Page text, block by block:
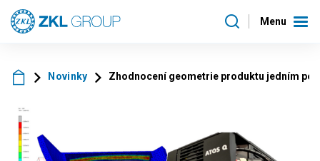
Menu
Novinky Zhodnocení geometrie produktu jedním